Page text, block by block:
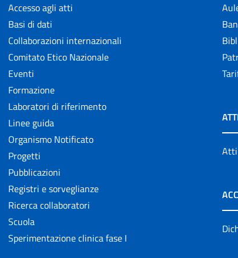
Accesso agli atti
Basi di dati
Collaborazioni internazionali
Comitato Etico Nazionale
Eventi
Formazione
Laboratori di riferimento
Linee guida
Organismo Notificato
Progetti
Pubblicazioni
Registri e sorveglianze
Ricerca collaboratori
Scuola
Sperimentazione clinica fase I
Atti